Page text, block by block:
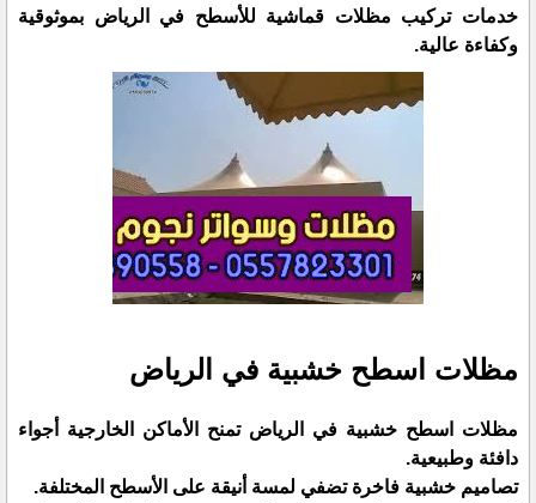
خدمات تركيب مظلات قماشية للأسطح في الرياض بموثوقية
وكفاءة عالية.
مظلات اسطح خشبية في الرياض
مظلات اسطح خشبية في الرياض تمنح الأماكن الخارجية أجواء
دافئة وطبيعية.
تصاميم خشبية فاخرة تضفي لمسة أنيقة على الأسطح المختلفة.